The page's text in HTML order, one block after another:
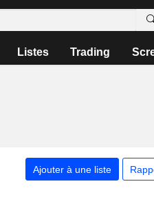
Listes Trading
Ajouter à une liste